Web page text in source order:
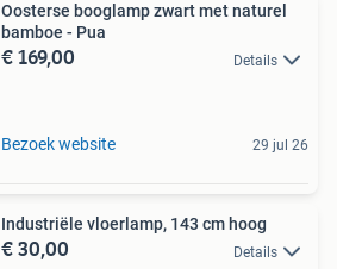
Oosterse booglamp zwart met naturel
bamboe - Pua
€ 169,00 Details
Bezoek website 29 jul 26
Industriële vloerlamp, 143 cm hoog
€ 30,00 Details